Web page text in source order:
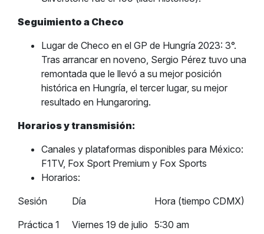
Seguimiento a Checo
Lugar de Checo en el GP de Hungría 2023: 3°.
Tras arrancar en noveno, Sergio Pérez tuvo una
remontada que le llevó a su mejor posición
histórica en Hungría, el tercer lugar, su mejor
resultado en Hungaroring.
Horarios y transmisión:
Canales y plataformas disponibles para México:
F1TV, Fox Sport Premium y Fox Sports
Horarios:
Sesión
Día
Hora (tiempo CDMX)
Práctica 1
Viernes 19 de julio 5:30 am